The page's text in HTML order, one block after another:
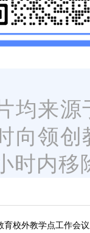
均来
向领
时内
育校外教学点工作会